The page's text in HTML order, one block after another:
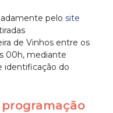
pelo site
de Vinhos entre os
00h, mediante
identificação do